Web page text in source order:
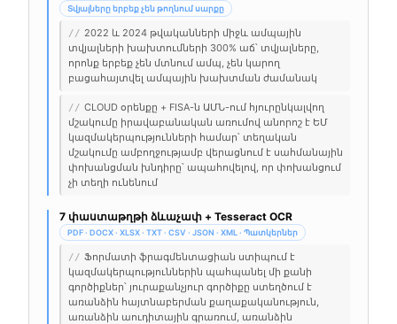
Տվյալները երբեք չեն թողնում սարքը
// 2022 և 2024 թվականների միջև ամպային
տվյալների խախտումների 300% աճ՝ տվյալները,
որոնք երբեք չեն մտնում ամպ, չեն կարող
բացահայտվել ամպային խախտման ժամանակ
// CLOUD օրենքը + FISA-ն ԱՄՆ-ում հյուրընկալվող
մշակումը իրավաբանական առումով անորոշ է ԵՄ
կազմակերպությունների համար՝ տեղական
մշակումը ամբողջությամբ վերացնում է սահմանային
փոխանցման խնդիրը՝ ապահովելով, որ փոխանցում
չի տեղի ունենում
7 փաստաթղթի ձևաչափ + Tesseract OCR
PDF · DOCX · XLSX · TXT · CSV · JSON · XML · Պատկերներ
// Ֆորմատի ֆրագմենտացիան ստիպում է
կազմակերպություններին պահպանել մի քանի
գործիքներ՝ յուրաքանչյուր գործիքը ստեղծում է
առանձին հայտնաբերման քաղաքականություն,
առանձին աուդիտային գրառում, առանձին